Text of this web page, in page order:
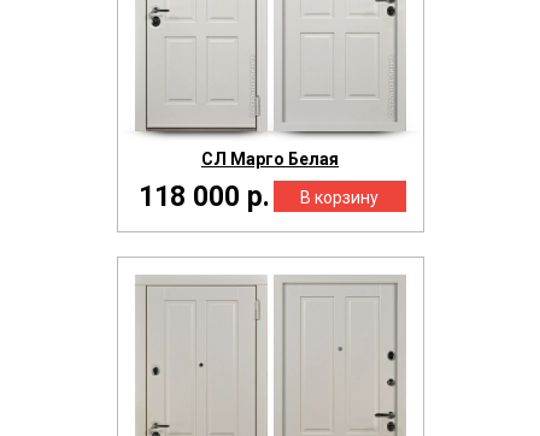
СЛ Марго Белая
118 000 р.